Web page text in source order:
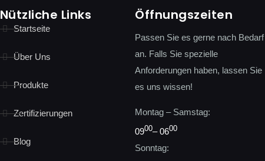
Nützliche Links
Startseite
Über Uns
Produkte
Zertifizierungen
Blog
Öffnungszeiten
Passen Sie es gerne nach Bedarf
an. Falls Sie spezielle
Anforderungen haben, lassen Sie
es uns wissen!
Montag – Samstag:
0900– 0600
Sonntag: